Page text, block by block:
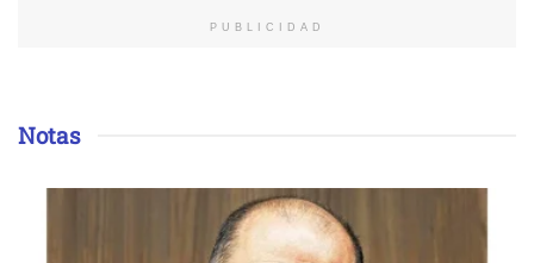
PUBLICIDAD
Notas